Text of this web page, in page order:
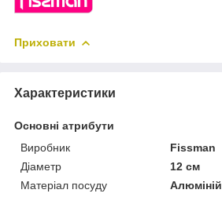
Приховати
Характеристики
Основні атрибути
Виробник
Fissman
Діаметр
12 см
Матеріал посуду
Алюміній